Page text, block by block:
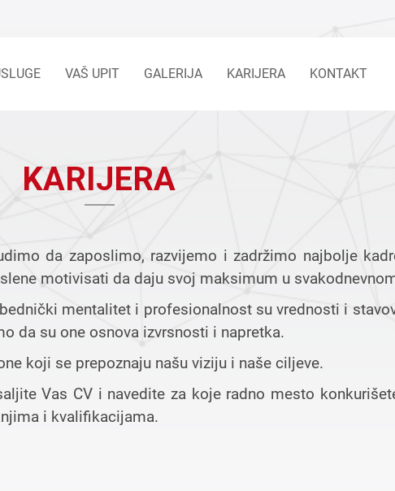
VAŠ UPIT GALERIJA KARIJERA KONTAKT
KARIJERA
da zaposlimo, razvijemo i zadržimo najbolje
motivisati da daju svoj maksimum u
mentalitet i profesionalnost su vrednosti i
da su one osnova izvrsnosti i napretka.
koji se prepoznaju našu viziju i naše ciljeve.
Vas CV i navedite za koje radno mesto
i kvalifikacijama.